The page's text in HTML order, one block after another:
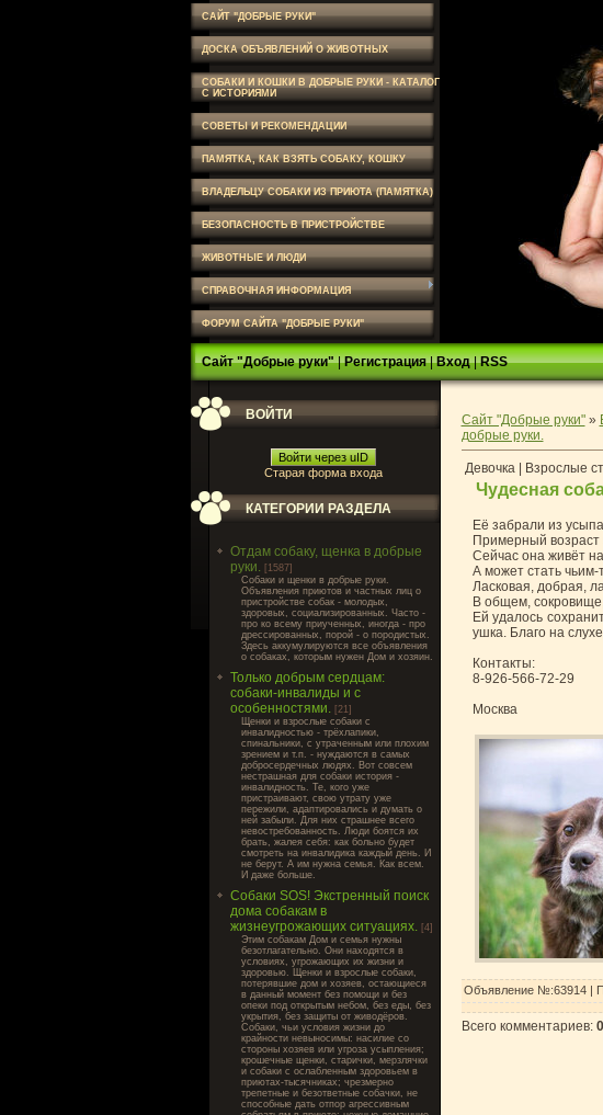
САЙТ "ДОБРЫЕ РУКИ"
ДОСКА ОБЪЯВЛЕНИЙ О ЖИВОТНЫХ
СОБАКИ И КОШКИ В ДОБРЫЕ РУКИ - КАТАЛОГ
С ИСТОРИЯМИ
СОВЕТЫ И РЕКОМЕНДАЦИИ
ПАМЯТКА, КАК ВЗЯТЬ СОБАКУ, КОШКУ
ВЛАДЕЛЬЦУ СОБАКИ ИЗ ПРИЮТА (ПАМЯТКА)
БЕЗОПАСНОСТЬ В ПРИСТРОЙСТВЕ
ЖИВОТНЫЕ И ЛЮДИ
СПРАВОЧНАЯ ИНФОРМАЦИЯ
ФОРУМ САЙТА "ДОБРЫЕ РУКИ"
Сайт "Добрые руки"|Регистрация|Вход|RSS
ВОЙТИ
Войти через uID
Старая форма входа
КАТЕГОРИИ РАЗДЕЛА
Отдам собаку, щенка в добрые
руки. [1587]
Cобаки и щенки в добрые руки.
Объявления приютов и частных лиц о
пристройстве собак - молодых,
здоровых, социализированных. Часто -
про ко всему приученных, иногда - про
дрессированных, порой - о породистых.
Здесь аккумулируются все объявления
о собаках, которым нужен Дом и хозяин.
Только добрым сердцам:
собаки-инвалиды и с
особенностями. [21]
Щенки и взрослые собаки с
инвалидностью - трёхлапики,
спинальники, с утраченным или плохим
зрением и т.п. - нуждаются в самых
добросердечных людях. Вот совсем
нестрашная для собаки история -
инвалидность. Те, кого уже
пристраивают, свою утрату уже
пережили, адаптировались и думать о
ней забыли. Для них страшнее всего
невостребованность. Люди боятся их
брать, жалея себя: как больно будет
смотреть на инвалидика каждый день. И
не берут. А им нужна семья. Как всем.
И даже больше.
Собаки SOS! Экстренный поиск
дома собакам в
жизнеугрожающих ситуациях. [4]
Этим собакам Дом и семья нужны
безотлагательно. Они находятся в
условиях, угрожающих их жизни и
здоровью. Щенки и взрослые собаки,
потерявшие дом и хозяев, остающиеся
в данный момент без помощи и без
опеки под открытым небом, без еды, без
укрытия, без защиты от живодёров.
Собаки, чьи условия жизни до
крайности невыносимы: насилие со
стороны хозяев или угроза усыпления;
крошечные щенки, старички, мерзлячки
и собаки с ослабленным здоровьем в
приютах-тысячниках; чрезмерно
трепетные и безответные собачки, не
способные дать отпор агрессивным
Сайт "Добрые руки"»
добрые руки.
Девочка | Взрослые
Чудесная
Её забрали из
Примерный возраст
Сейчас она живёт
А может стать чьим-
Ласковая, добрая,
В общем,
Ей удалось
ушка. Благо на
Контакты:
8-926-566-72-29
Москва
Объявление №:63914 |
Всего комментариев: 0